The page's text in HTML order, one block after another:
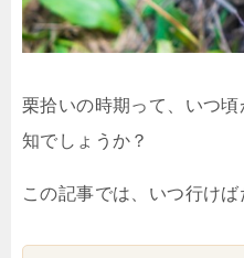
栗拾いの時期って、いつ
知でしょうか？
この記事では、いつ行け